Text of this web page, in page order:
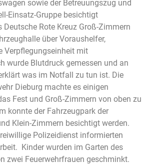
sowie der Betreuungszug und
Einsatz-Gruppe besichtigt
Deutsche Rote Kreuz Groß-Zimmern
über Voraushelfer,
Verpflegungseinheit mit
wurde Blutdruck gemessen und an
was im Notfall zu tun ist. Die
Dieburg machte es einigen
Fest und Groß-Zimmern von oben zu
konnte der Fahrzeugpark der
Klein-Zimmern besichtigt werden.
Polizeidienst informierten
Kinder wurden im Garten des
zwei Feuerwehrfrauen geschminkt.